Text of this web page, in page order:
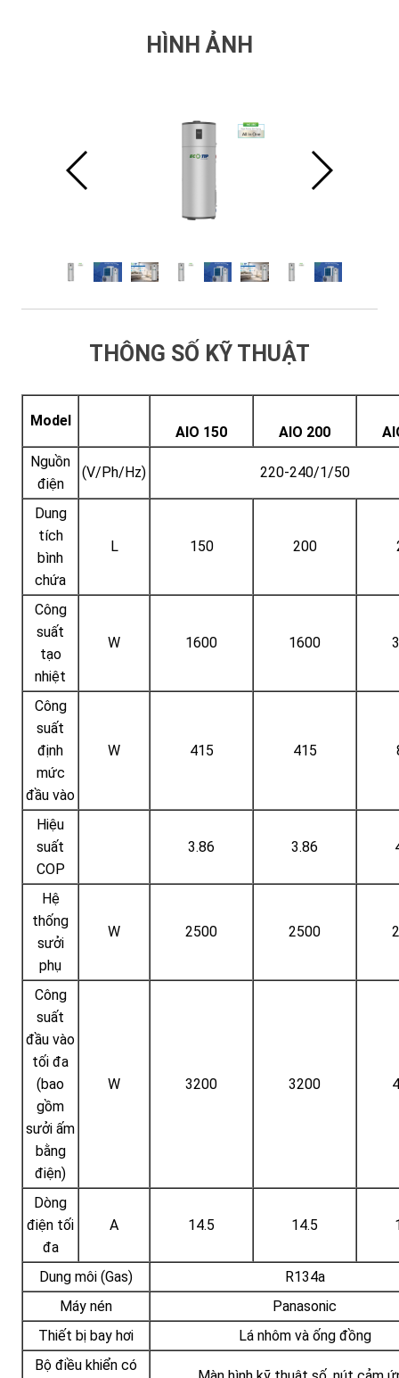
HÌNH ẢNH
THÔNG SỐ KỸ THUẬT
Model
AIO 150 AIO 200
Nguồn
điện
(V/Ph/Hz) 220-240/1/50
Dung
tích
bình
chứa
L 150 200
Công
suất
tạo
nhiệt
W 1600 1600
Công
suất
định
mức
đầu vào
W 415 415
Hiệu
suất
COP
3.86 3.86
Hệ
thống
sưởi
phụ
W 2500 2500
Công
suất
đầu vào
tối đa
(bao
gồm
sưởi ấm
bằng
điện)
W 3200 3200
Dòng
điện tối
đa
A 14.5 14.5
Dung môi (Gas)
R134a
Máy nén
Panasonic
Thiết bị bay hơi
Lá nhôm và ống đồng
Bộ điều khiển có